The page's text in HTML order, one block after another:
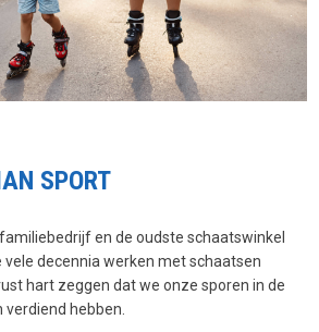
SPORT
en de oudste schaatswinkel
vele decennia werken met schaatsen
hart zeggen dat we onze sporen in de
hebben.